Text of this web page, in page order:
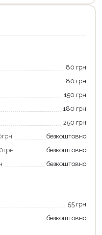
80 грн
80 грн
150 грн
180 грн
250 грн
безкоштовно
безкоштовно
безкоштовно
55 грн
безкоштовно